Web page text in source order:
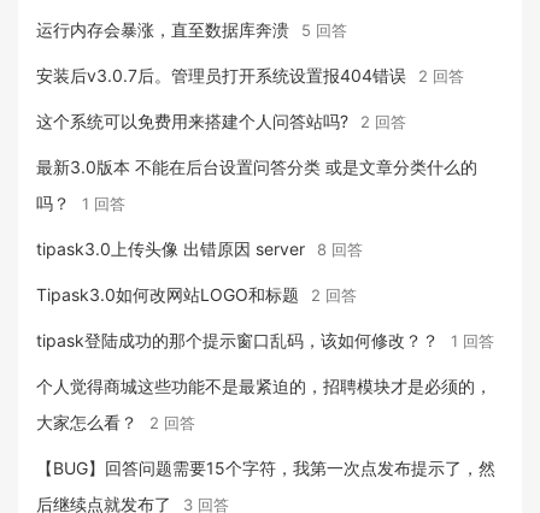
运行内存会暴涨，直至数据库奔溃 5 回答
安装后v3.0.7后。管理员打开系统设置报404错误 2 回答
这个系统可以免费用来搭建个人问答站吗? 2 回答
最新3.0版本 不能在后台设置问答分类 或是文章分类什么的
吗？
1 回答
tipask3.0上传头像 出错原因 server 8 回答
Tipask3.0如何改网站LOGO和标题 2 回答
tipask登陆成功的那个提示窗口乱码，该如何修改？？ 1 回答
个人觉得商城这些功能不是最紧迫的，招聘模块才是必须的，
大家怎么看？
2 回答
【BUG】回答问题需要15个字符，我第一次点发布提示了，然
后继续点就发布了
3 回答